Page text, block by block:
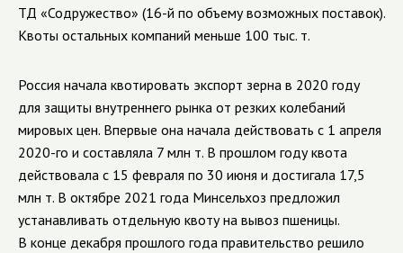
ТД «Содружество» (16-й по объему возможных поставок).
Квоты остальных компаний меньше 100 тыс. т.
Россия начала квотировать экспорт зерна в 2020 году
для защиты внутреннего рынка от резких колебаний
мировых цен. Впервые она начала действовать с 1 апреля
2020-го и составляла 7 млн т. В прошлом году квота
действовала с 15 февраля по 30 июня и достигала 17,5
млн т. В октябре 2021 года Минсельхоз предложил
устанавливать отдельную квоту на вывоз пшеницы.
В конце декабря прошлого года правительство решило